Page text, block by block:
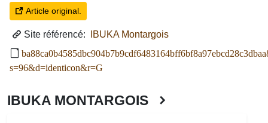
Article original.
Site référencé:
IBUKA Montargois
s=96&d=identicon&r=G
IBUKA MONTARGOIS